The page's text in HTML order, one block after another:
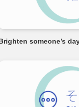
someone’s